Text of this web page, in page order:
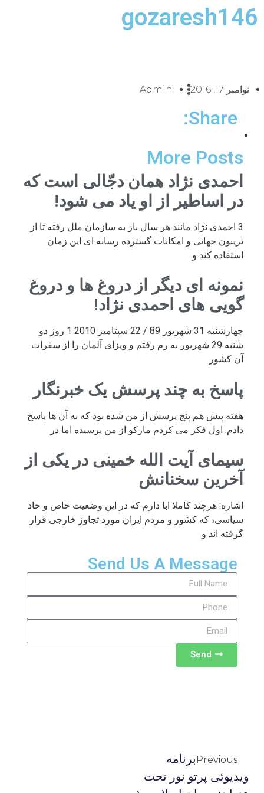
gozaresh146
نوامبر 17, 2016 Admin
Share:
More Posts
احمدی نژاد همان دجّالی است که
در اساطیر از او یاد می شود!
3 احمدی نژاد مانند هر سال باز به سازمان ملل رفته تا از
تریبون جهانی و امکانات گستردة رسانه ای این زمان
استفاده کند و
نمونه ای دیگر از دروغ ها و دروغ
گویی های احمدی نژاد!
چهارشنبه 31 شهریور 89 / 22 سپتامبر 2010 1 روز دو
شنبه 29 شهریور به رم رفتم و ویزای آلمان را از سفرات
آن کشور
پاسخ به چند پرسش یک خبرنگار
هفته پیش هم پنج پرسش از من شده بود که به آن ها پاسخ
دادم. اول فکر می کردم مارکو از من پرسیده اما در
سیمای آیت الله خمینی در یکی از
آخرین سخنانش
اشاره: هرچند کاملا ابا دارم که در این وضعیت خاص و حاد
سیاسی، که کشور و مردم ایران مورد تجاوز خارجی قرار
گرفته اند و
Send Us A Message
Send
Previousبرنامه
ویدیوئى پرتو نور تحت